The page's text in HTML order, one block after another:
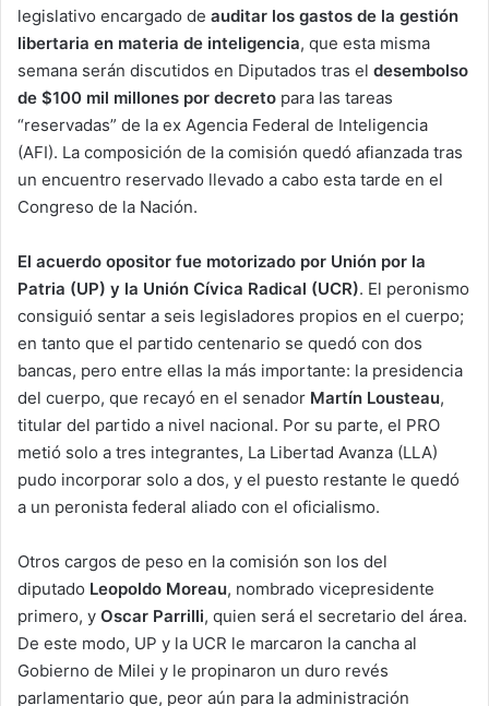
legislativo encargado de auditar los gastos de la gestión
libertaria en materia de inteligencia, que esta misma
semana serán discutidos en Diputados tras el desembolso
de $100 mil millones por decreto para las tareas
“reservadas” de la ex Agencia Federal de Inteligencia
(AFI). La composición de la comisión quedó afianzada tras
un encuentro reservado llevado a cabo esta tarde en el
Congreso de la Nación.
El acuerdo opositor fue motorizado por Unión por la
Patria (UP) y la Unión Cívica Radical (UCR). El peronismo
consiguió sentar a seis legisladores propios en el cuerpo;
en tanto que el partido centenario se quedó con dos
bancas, pero entre ellas la más importante: la presidencia
del cuerpo, que recayó en el senador Martín Lousteau,
titular del partido a nivel nacional. Por su parte, el PRO
metió solo a tres integrantes, La Libertad Avanza (LLA)
pudo incorporar solo a dos, y el puesto restante le quedó
a un peronista federal aliado con el oficialismo.
Otros cargos de peso en la comisión son los del
diputado Leopoldo Moreau, nombrado vicepresidente
primero, y Oscar Parrilli, quien será el secretario del área.
De este modo, UP y la UCR le marcaron la cancha al
Gobierno de Milei y le propinaron un duro revés
parlamentario que, peor aún para la administración